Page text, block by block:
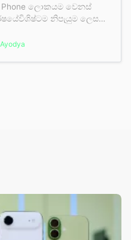
Phone ලොකයම වෙනස්
නිපැයුම ලෙස
තැනට ආවේ. මේ iPhone